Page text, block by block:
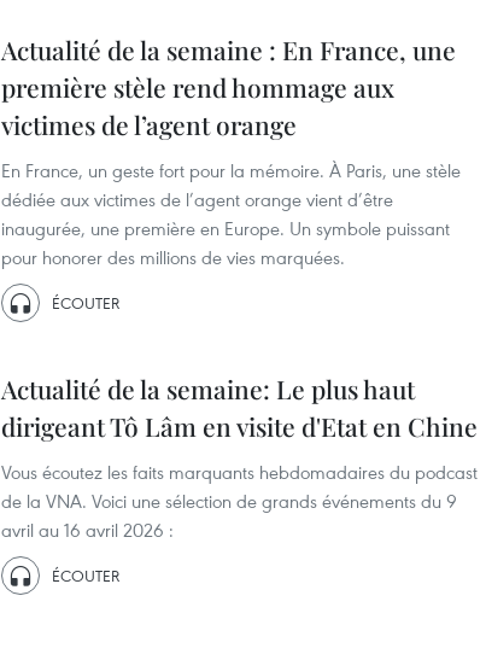
Actualité de la semaine : En France, une
première stèle rend hommage aux
victimes de l’agent orange
En France, un geste fort pour la mémoire. À Paris, une stèle
dédiée aux victimes de l’agent orange vient d’être
inaugurée, une première en Europe. Un symbole puissant
pour honorer des millions de vies marquées.
ÉCOUTER
Actualité de la semaine: Le plus haut
dirigeant Tô Lâm en visite d'Etat en Chine
Vous écoutez les faits marquants hebdomadaires du podcast
de la VNA. Voici une sélection de grands événements du 9
avril au 16 avril 2026 :
ÉCOUTER